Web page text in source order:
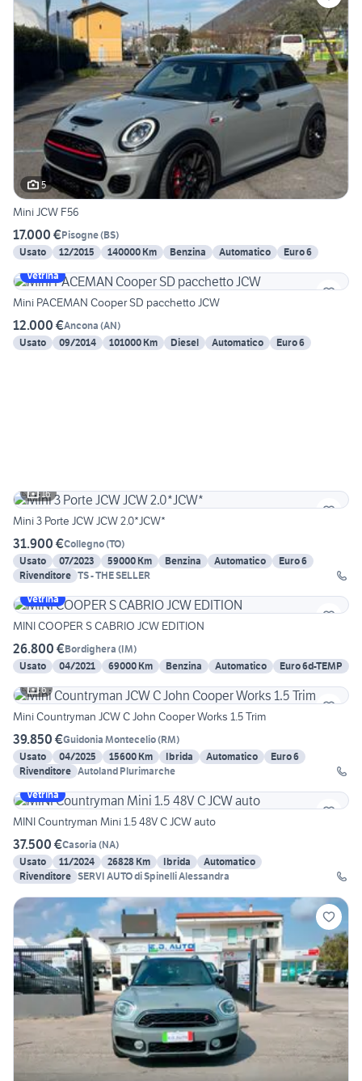
5
Mini JCW F56
17.000 €Pisogne(BS)
Usato
12/2015 140000 Km Benzina Automatico
Euro 6
Vetrina
Mini PACEMAN Cooper SD pacchetto JCW
12.000 €Ancona (AN)
Usato
09/2014 101000 Km Diesel Automatico Euro 6
16
Mini 3 Porte JCW JCW 2.0*JCW*
31.900 €Collegno(TO)
Usato
07/2023 59000 Km Benzina Automatico
Euro 6
Rivenditore TS - THE SELLER
Vetrina
MINI COOPER S CABRIO JCW EDITION
26.800 €Bordighera (IM)
Usato
04/2021 69000 Km Benzina Automatico
Euro 6d-TEMP
6
Mini Countryman JCW C John Cooper Works 1.5 Trim
39.850 €Guidonia Montecelio(RM)
Usato
04/2025 15600 Km Ibrida Automatico
Euro 6
Rivenditore Autoland Plurimarche
Vetrina
MINI Countryman Mini 1.5 48V C JCW auto
37.500 €Casoria (NA)
Usato
11/2024 26828 Km Ibrida
Automatico
Rivenditore SERVI AUTO di Spinelli Alessandra